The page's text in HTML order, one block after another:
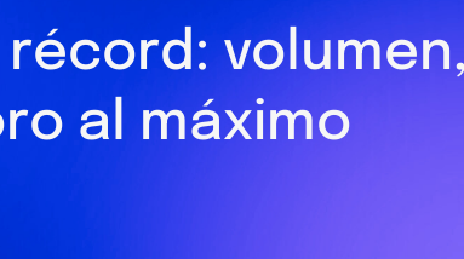
volumen,
al máximo